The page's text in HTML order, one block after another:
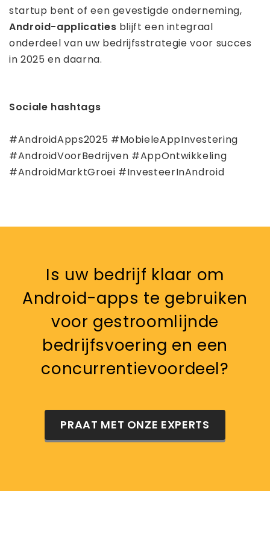
startup bent of een gevestigde onderneming,
Android-applicaties blijft een integraal
onderdeel van uw bedrijfsstrategie voor succes
in 2025 en daarna.
Sociale hashtags
#AndroidApps2025 #MobieleAppInvestering
#AndroidVoorBedrijven #AppOntwikkeling
#AndroidMarktGroei #InvesteerInAndroid
Is uw bedrijf klaar om
Android-apps te gebruiken
voor gestroomlijnde
bedrijfsvoering en een
concurrentievoordeel?
PRAAT MET ONZE EXPERTS